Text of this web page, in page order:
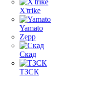
X'trike
Yamato
Zepp
Скад
ТЗСК